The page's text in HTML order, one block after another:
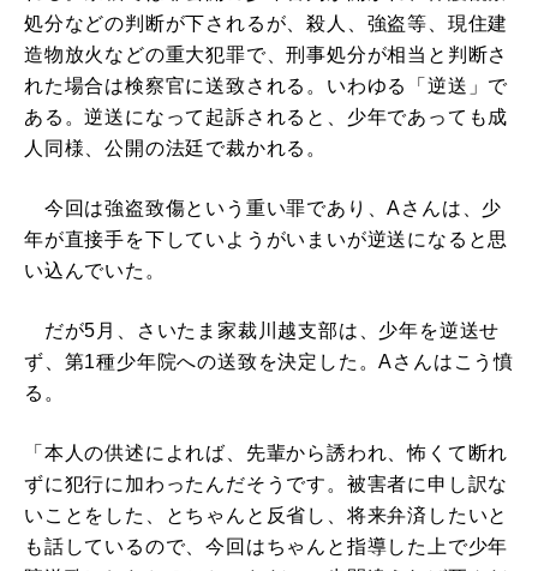
処分などの判断が下されるが、殺人、強盗等、現住建
造物放火などの重大犯罪で、刑事処分が相当と判断さ
れた場合は検察官に送致される。いわゆる「逆送」で
ある。逆送になって起訴されると、少年であっても成
人同様、公開の法廷で裁かれる。
今回は強盗致傷という重い罪であり、Aさんは、少
年が直接手を下していようがいまいが逆送になると思
い込んでいた。
だが5月、さいたま家裁川越支部は、少年を逆送せ
ず、第1種少年院への送致を決定した。Aさんはこう憤
る。
「本人の供述によれば、先輩から誘われ、怖くて断れ
ずに犯行に加わったんだそうです。被害者に申し訳な
いことをした、とちゃんと反省し、将来弁済したいと
も話しているので、今回はちゃんと指導した上で少年